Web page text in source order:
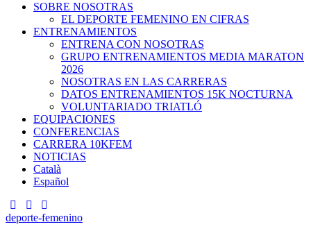
SOBRE NOSOTRAS
EL DEPORTE FEMENINO EN CIFRAS
ENTRENAMIENTOS
ENTRENA CON NOSOTRAS
GRUPO ENTRENAMIENTOS MEDIA MARATON
2026
NOSOTRAS EN LAS CARRERAS
DATOS ENTRENAMIENTOS 15K NOCTURNA
VOLUNTARIADO TRIATLÓ
EQUIPACIONES
CONFERENCIAS
CARRERA 10KFEM
NOTICIAS
Català
Español
deporte-femenino